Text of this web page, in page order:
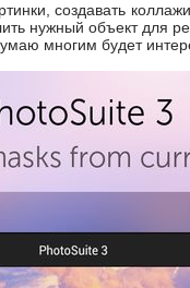
создавать
нужный объект для
многим будет